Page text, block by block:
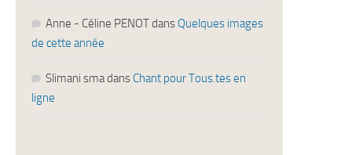
Anne - Céline PENOTdans Quelques images
de cette année
Slimani smadans Chant pour Tous.tes en
ligne